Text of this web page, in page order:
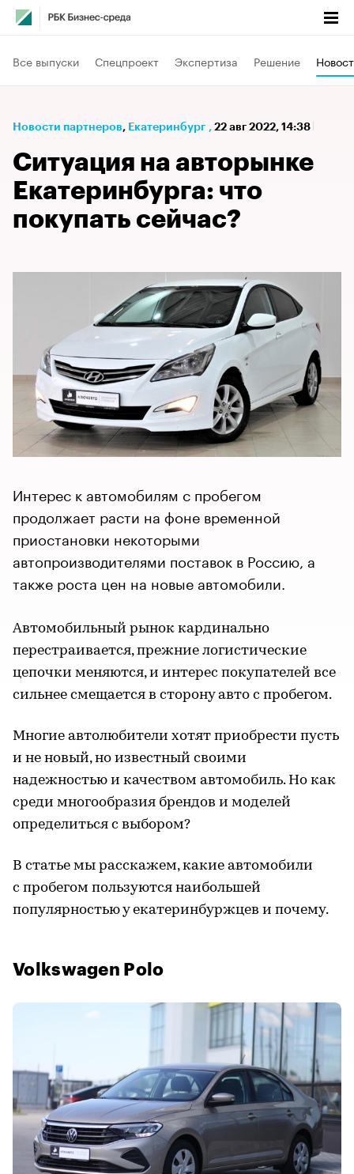
Все выпуски Спецпроект Экспертиза Решение
Новости партнеров⁠, Екатеринбург , 22 авг 2022, 14:38
Ситуация на авторынке
Екатеринбурга: что
покупать сейчас?
Интерес к автомобилям с пробегом
продолжает расти на фоне временной
приостановки некоторыми
автопроизводителями поставок в Россию, а
также роста цен на новые автомобили.
Автомобильный рынок кардинально
перестраивается, прежние логистические
цепочки меняются, и интерес покупателей все
сильнее смещается в сторону авто с пробегом.
Многие автолюбители хотят приобрести пусть
и не новый, но известный своими
надежностью и качеством автомобиль. Но как
среди многообразия брендов и моделей
определиться с выбором?
В статье мы расскажем, какие автомобили
с пробегом пользуются наибольшей
популярностью у екатеринбуржцев и почему.
Volkswagen Polo